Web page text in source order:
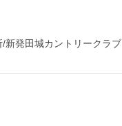
/新発田城カントリークラブ